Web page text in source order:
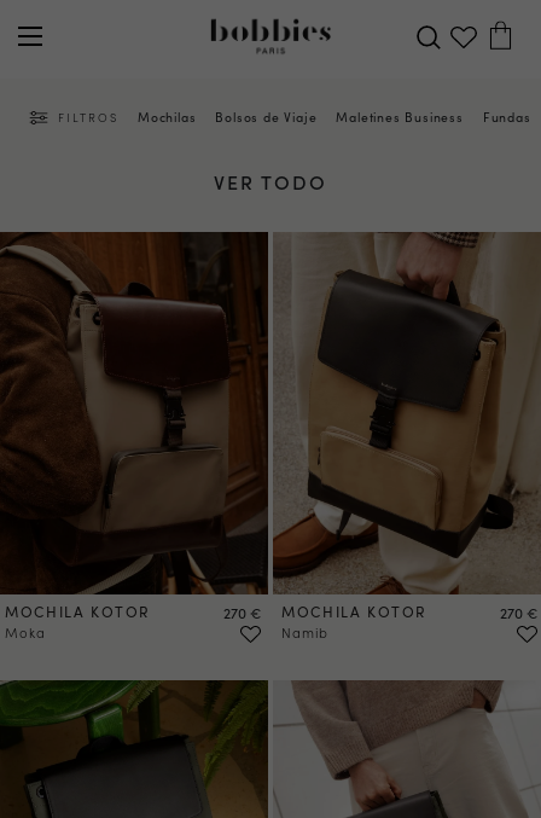
FILTROS Mochilas Bolsos de Viaje Maletines Business Fundas
VER TODO
MOCHILA KOTOR
Moka
Precio
270 € MOCHILA KOTOR
Namib
Precio
270 €